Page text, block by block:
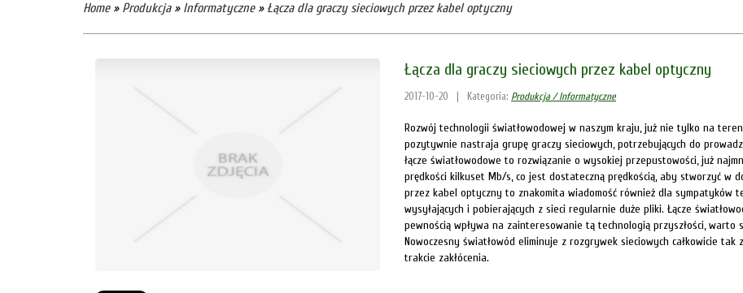
Home» Produkcja» Informatyczne» Łącza dla graczy sieciowych przez kabel optyczny
Łącza dla graczy sieciowych przez kabel optyczny
2017-10-20 Kategoria: Produkcja / Informatyczne
Rozwój technologii światłowodowej w naszym kraju, już nie tylko na
pozytywnie nastraja grupę graczy sieciowych, potrzebujących do
łącze światłowodowe to rozwiązanie o wysokiej przepustowości, już
prędkości kilkuset Mb/s, co jest dostateczną prędkością, aby stworzyć w
przez kabel optyczny to znakomita wiadomość również dla sympatyków
wysyłających i pobierających z sieci regularnie duże pliki. Łącze
pewnością wpływa na zainteresowanie tą technologią przyszłości,
Nowoczesny światłowód eliminuje z rozgrywek sieciowych całkowicie
trakcie zakłócenia.